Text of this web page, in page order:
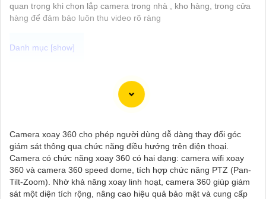
quan trọng khi chọn lắp camera trong nhà , kho hàng, trong cửa
hàng để đảm bảo luôn thu video rõ ràng
diện thông minh, giúp phát hiện và phân biệt người, phương tiện
với độ chính xác cao. Hệ thống có khả năng tự động phân tích
nghệ Starlight và các tính năng này giúp nâng cao hiệu quả
giám sát và bảo vệ an ninh tốt hơn.
Camera xoay 360 cho phép người dùng dễ dàng thay đổi góc
giám sát thông qua chức năng điều hướng trên điện thoại.
Camera có chức năng xoay 360 có hai dạng: camera wifi xoay
360 và camera 360 speed dome, tích hợp chức năng PTZ (Pan-
Tilt-Zoom). Nhờ khả năng xoay linh hoạt, camera 360 giúp giám
sát một diện tích rộng, nâng cao hiệu quả bảo mật và cung cấp